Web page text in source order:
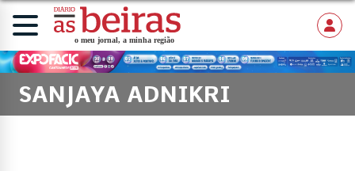
SANJAYA ADNIKRI